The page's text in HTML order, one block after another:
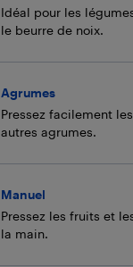
Idéal pour les
le beurre de noix.
Agrumes
Pressez facilement
autres agrumes.
Manuel
Pressez les fruits et
la main.